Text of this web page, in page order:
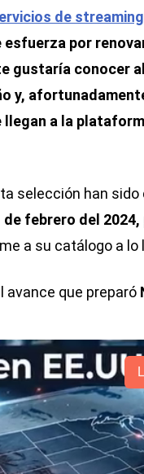
de streaming
esfuerza por
gustaría conocer
y,
a la
selección han sido
de febrero del 2024,
a su catálogo a lo
avance que preparó